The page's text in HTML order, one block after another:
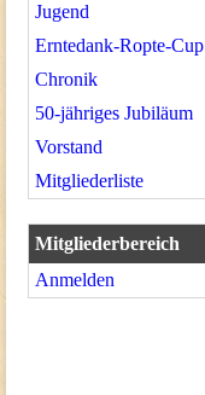
Jugend
Erntedank-Ropte-Cup
Chronik
50-jähriges Jubiläum
Vorstand
Mitgliederliste
Mitgliederbereich
Anmelden